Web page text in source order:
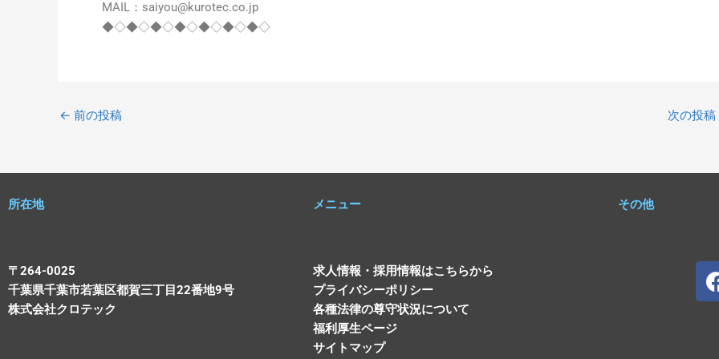
MAIL：saiyou@kurotec.co.jp
◆◇◆◇◆◇◆◇◆◇◆◇◆◇
← 前の投稿 次の投稿
所在地
〒264-0025
千葉県千葉市若葉区都賀三丁目22番地9号
株式会社クロテック
メニュー
求人情報・採用情報はこちらから
プライバシーポリシー
各種法律の尊守状況について
福利厚生ページ
サイトマップ
その他